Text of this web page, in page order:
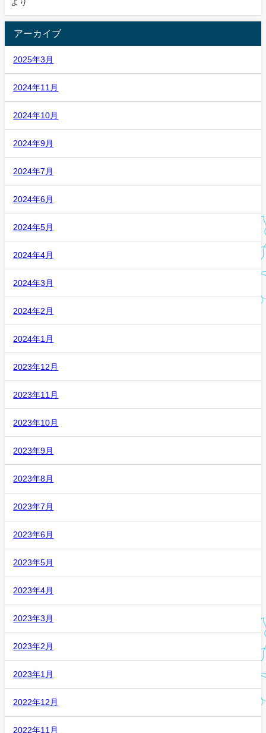
より
アーカイブ
2025年3月
2024年11月
2024年10月
2024年9月
2024年7月
2024年6月
2024年5月
2024年4月
2024年3月
2024年2月
2024年1月
2023年12月
2023年11月
2023年10月
2023年9月
2023年8月
2023年7月
2023年6月
2023年5月
2023年4月
2023年3月
2023年2月
2023年1月
2022年12月
2022年11月